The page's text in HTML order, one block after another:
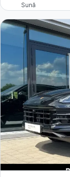
Sună